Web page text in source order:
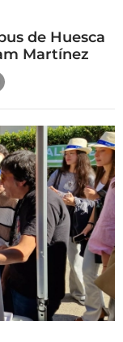
de Huesca
Martínez